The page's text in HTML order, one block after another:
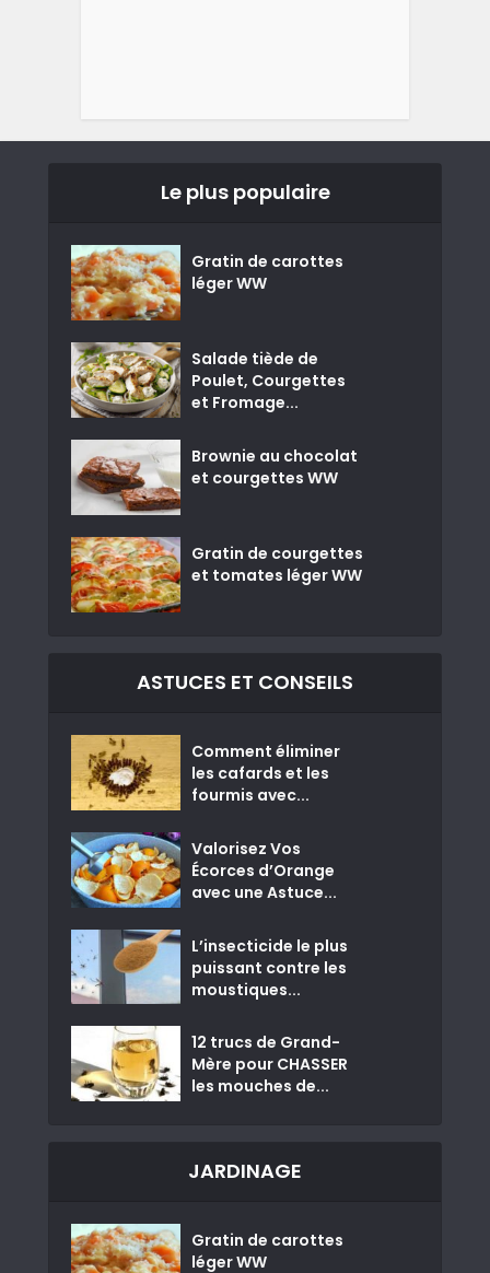
Le plus populaire
Gratin de carottes
léger WW
Salade tiède de
Poulet, Courgettes
et Fromage...
Brownie au chocolat
et courgettes WW
Gratin de courgettes
et tomates léger WW
ASTUCES ET CONSEILS
Comment éliminer
les cafards et les
fourmis avec...
Valorisez Vos
Écorces d’Orange
avec une Astuce...
L’insecticide le plus
puissant contre les
moustiques...
12 trucs de Grand-
Mère pour CHASSER
les mouches de...
JARDINAGE
Gratin de carottes
léger WW